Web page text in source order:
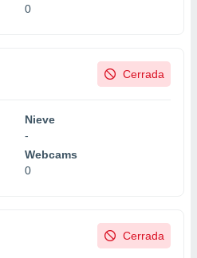
0
Cerrada
Nieve
-
Webcams
0
Cerrada